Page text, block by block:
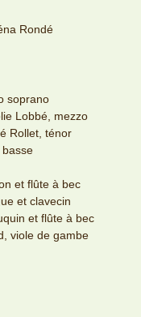
Rondé
soprano
Lobbé, mezzo
Rollet, ténor
basse
et flûte à bec
et clavecin
et flûte à bec
viole de gambe